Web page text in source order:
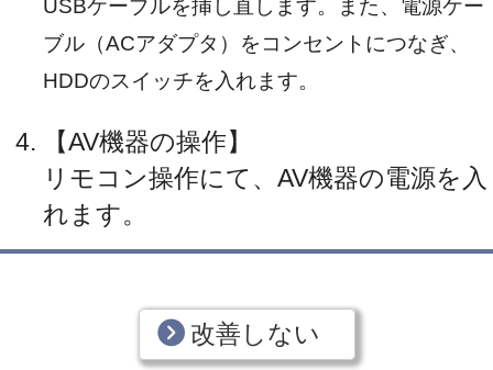
USBケーブルを挿し直します。また、電源ケー
ブル（ACアダプタ）をコンセントにつなぎ、
HDDのスイッチを入れます。
【AV機器の操作】
リモコン操作にて、AV機器の電源を入
れます。
改善しない